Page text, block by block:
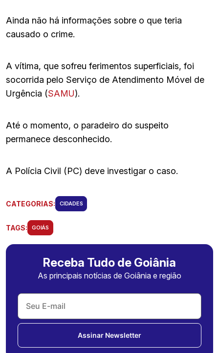
Ainda não há informações sobre o que teria
causado o crime.
A vítima, que sofreu ferimentos superficiais, foi
socorrida pelo Serviço de Atendimento Móvel de
Urgência (SAMU).
Até o momento, o paradeiro do suspeito
permanece desconhecido.
A Polícia Civil (PC) deve investigar o caso.
CATEGORIAS: CIDADES
TAGS: GOIÁS
Receba Tudo de Goiânia
As principais notícias de Goiânia e região
Assinar Newsletter